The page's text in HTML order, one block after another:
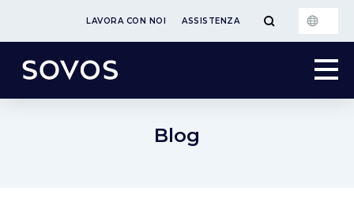
LAVORA CON NOI ASSISTENZA
Blog